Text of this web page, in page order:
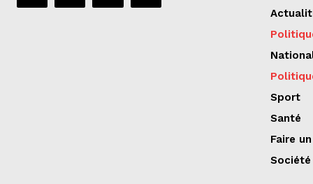
Sport
Santé
Faire
Société